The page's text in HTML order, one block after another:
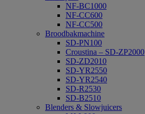
NF-BC1000
NF-CC600
NF-CC500
Broodbakmachine
SD-PN100
Croustina – SD-ZP2000
SD-ZD2010
SD-YR2550
SD-YR2540
SD-R2530
SD-B2510
Blenders & Slowjuicers